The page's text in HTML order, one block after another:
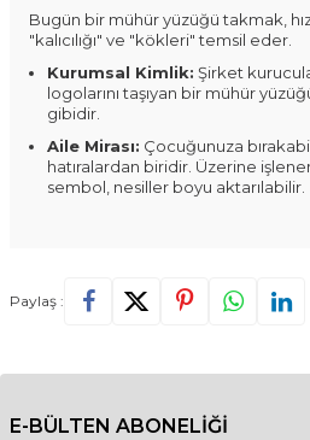
Bugün bir mühür yüzüğü takmak,
"kalıcılığı" ve "kökleri" temsil eder.
Kurumsal Kimlik: Şirket
logolarını taşıyan bir mühür
gibidir.
Aile Mirası: Çocuğunuza
hatıralardan biridir. Üzerine
sembol, nesiller boyu aktarılabilir.
Paylaş :
E-BÜLTEN ABONELİĞİ